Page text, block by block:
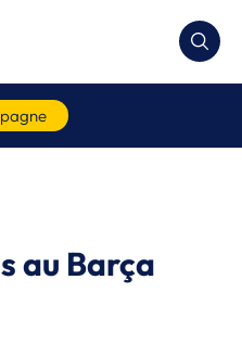
au Barça